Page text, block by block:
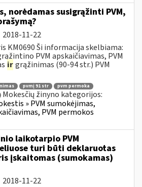
norėdamas susigrąžinti PVM,
2018-11-22
KM0690 Ši informacija skelbiama:
PVM apskaičiavimas, PVM
irgrąžinimas (90-94 str.) PVM
pvmį 91 str
pvm permoka
Mokesčių žinyno kategorijos:
» PVM sumokėjimas,
PVM permokos
laikotarpio PVM
turi būti deklaruotas
įskaitomas (sumokamas)
2018-11-22